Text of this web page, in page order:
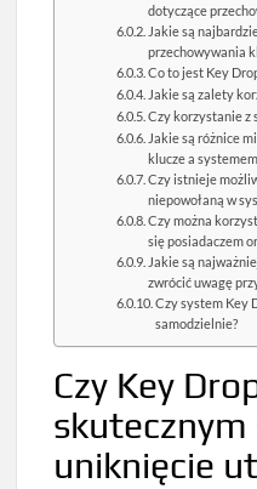
dotyczące
Jakie są
przechowywania
Co to jest Key
Jakie są zalety
Czy korzystanie z
Jakie są różnice
klucze a
Czy istnieje
niepowołaną w
Czy można
się posiadaczem
Jakie są
zwrócić uwagę
Czy system Key
samodzielnie?
Czy Key
skutecznym
uniknięcie